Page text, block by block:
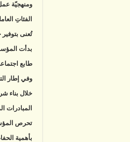
ومنهجيّة
الفئاتِ
تُعنى
بدأت
طابع
وفي إطار
خلال بناء
المبادرات
تحرص
بأهمية